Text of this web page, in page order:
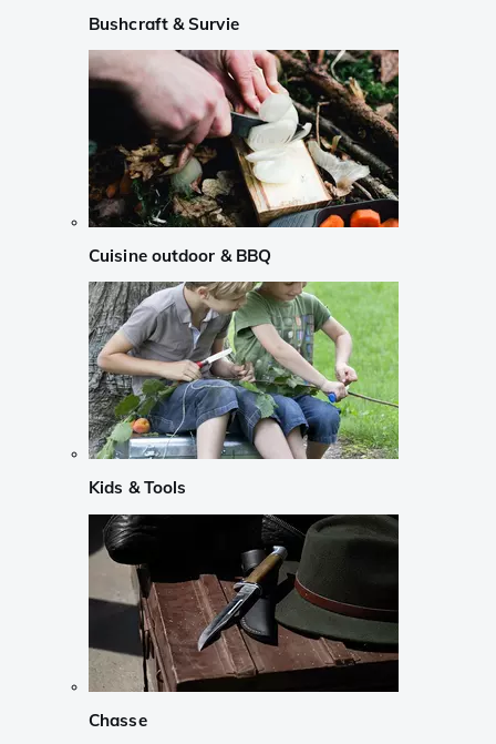
Bushcraft & Survie
Cuisine outdoor & BBQ
Kids & Tools
Chasse